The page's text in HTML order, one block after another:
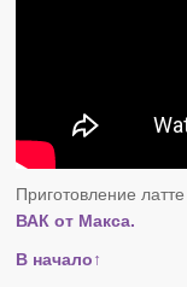
Приготовление
ВАК от Макса.
В начало↑